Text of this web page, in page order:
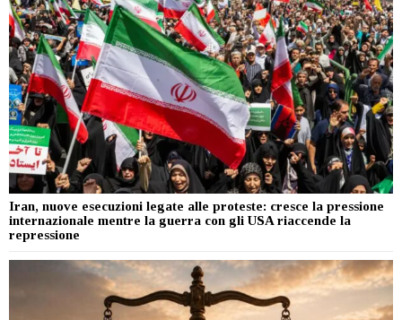
Iran, nuove esecuzioni legate alle proteste: cresce la pressione
internazionale mentre la guerra con gli USA riaccende la
repressione